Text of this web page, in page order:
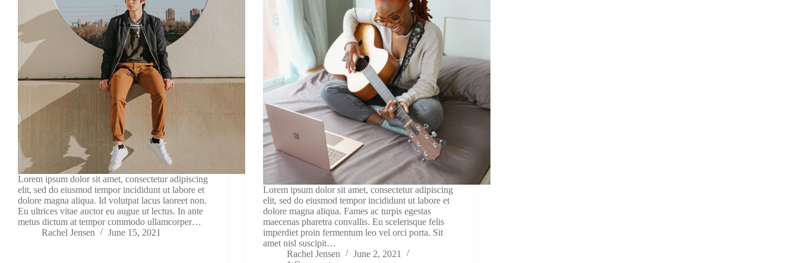
Lorem ipsum dolor sit amet, consectetur adipiscing
elit, sed do eiusmod tempor incididunt ut labore et
dolore magna aliqua. Id volutpat lacus laoreet non.
Eu ultrices vitae auctor eu augue ut lectus. In ante
metus dictum at tempor commodo ullamcorper…
Rachel Jensen
June 15, 2021
Lorem ipsum dolor sit amet, consectetur adipiscing
elit, sed do eiusmod tempor incididunt ut labore et
dolore magna aliqua. Fames ac turpis egestas
maecenas pharetra convallis. Eu scelerisque felis
imperdiet proin fermentum leo vel orci porta. Sit
amet nisl suscipit…
Rachel Jensen
June 2, 2021